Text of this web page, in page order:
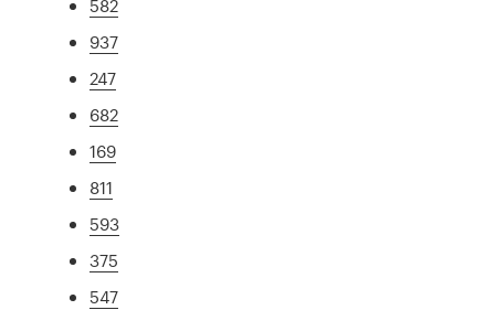
582
937
247
682
169
811
593
375
547